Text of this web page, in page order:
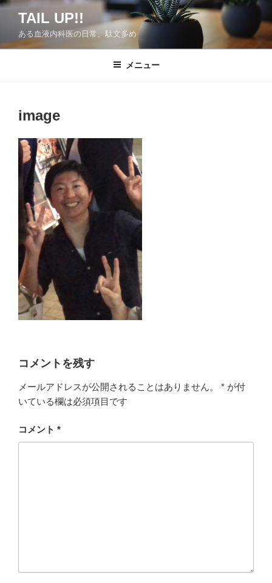
コ
ン
TAIL UP!!
ある血液内科医の日常、駄文多め
メニュー
image
コメントを残す
メールアドレスが公開されることはありません。 * が付
いている欄は必須項目です
コメント *